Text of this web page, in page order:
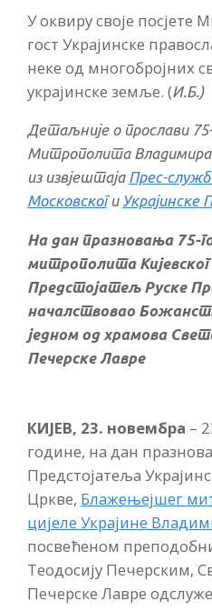
У оквиру своје посјете
гост Украјинске
неке од многобројних
украјинске земље. (И.Б.)
Детаљније о прослави
Митрополита
из извјештаја Прес-
Московскоги Украјинске
На дан празновања 75-
митрополита
Предстојатељ Руске
началствовао
једном од храмова
Печерске Лавре
КИЈЕВ, 23. новембра –
године, на дан
Предстојатеља
Цркве, Блажењејшег
цијеле Украјине
посвећеном
Теодосију Печерским,
Печерске Лавре